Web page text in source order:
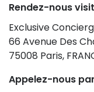
Rendez-nous
Exclusive
66 Avenue Des
75008 Paris,
Appelez-nous